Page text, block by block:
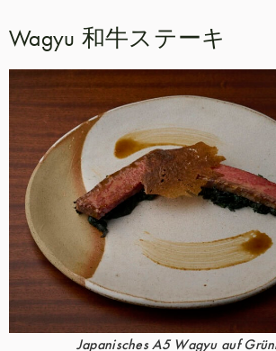
Wagyu 和牛ステーキ
Japanisches A5 Wagyu auf